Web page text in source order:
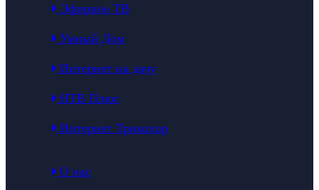
Эфирное ТВ
Умный Дом
Интернет на дачу
НТВ Плюс
Интернет Триколор
О нас